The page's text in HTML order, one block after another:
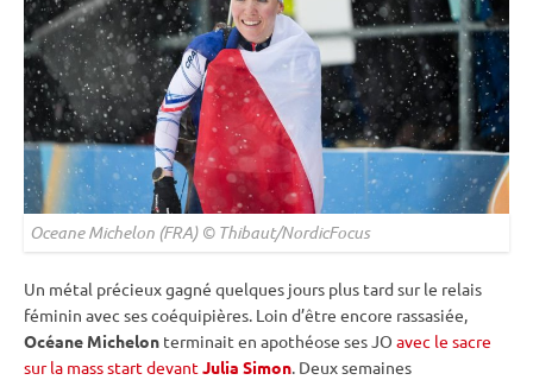
Oceane Michelon (FRA) © Thibaut/NordicFocus
Un métal précieux gagné quelques jours plus tard sur le relais
féminin avec ses coéquipières. Loin d’être encore rassasiée,
Océane Michelon terminait en apothéose ses JO avec le sacre
sur la mass start devantJulia Simon. Deux semaines